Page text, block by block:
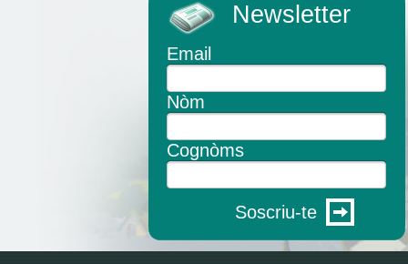
Newsletter
Email
Nòm
Cognòms
Soscriu-te